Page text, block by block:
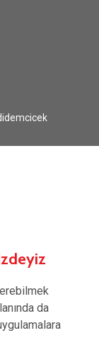
da